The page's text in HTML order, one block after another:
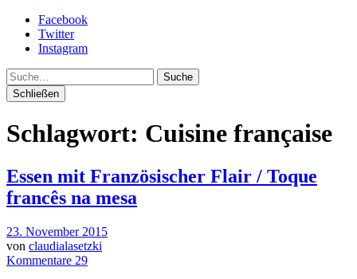
Facebook
Twitter
Instagram
Suche
Schließen
Schlagwort: Cuisine française
Essen mit Französischer Flair / Toque
francês na mesa
23. November 2015
von claudialasetzki
Kommentare 29